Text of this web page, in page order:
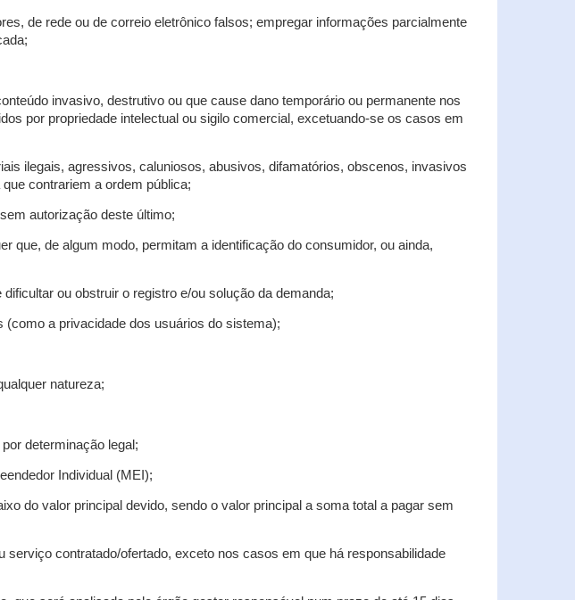
de rede ou de correio eletrônico falsos; empregar informações parcialmente
invasivo, destrutivo ou que cause dano temporário ou permanente nos
por propriedade intelectual ou sigilo comercial, excetuando-se os casos em
ilegais, agressivos, caluniosos, abusivos, difamatórios, obscenos, invasivos
contrariem a ordem pública;
autorização deste último;
que, de algum modo, permitam a identificação do consumidor, ou ainda,
ou obstruir o registro e/ou solução da demanda;
(como a privacidade dos usuários do sistema);
natureza;
determinação legal;
Individual (MEI);
do valor principal devido, sendo o valor principal a soma total a pagar sem
contratado/ofertado, exceto nos casos em que há responsabilidade